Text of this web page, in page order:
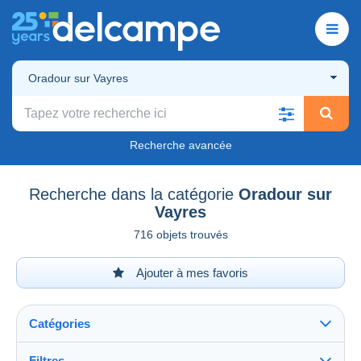
Oradour sur Vayres
Recherche avancée
Recherche dans la catégorie Oradour sur
Vayres
716 objets trouvés
Ajouter à mes favoris
Catégories